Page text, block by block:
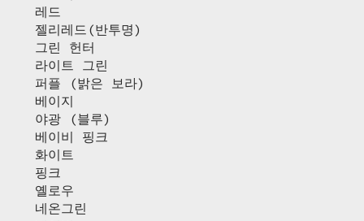
레드
젤리레드(반투명)
그린 헌터
라이트 그린
퍼플 (밝은 보라)
베이지
야광 (블루)
베이비 핑크
화이트
핑크
옐로우
네온그린